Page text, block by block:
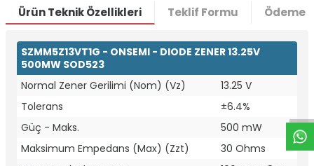
W
h
t
a
p
p
D
e
s
e
H
a
t
t
Ürün Teknik Özellikleri Teklif Formu Ödeme
SZMM5Z13VT1G - ONSEMI - DIODE ZENER 13.25V
500MW SOD523
Normal Zener Gerilimi (Nom) (Vz)
13.25 V
Tolerans
±6.4%
Güç - Maks.
500 mW
Maksimum Empedans (Max) (Zzt)
30 Ohms